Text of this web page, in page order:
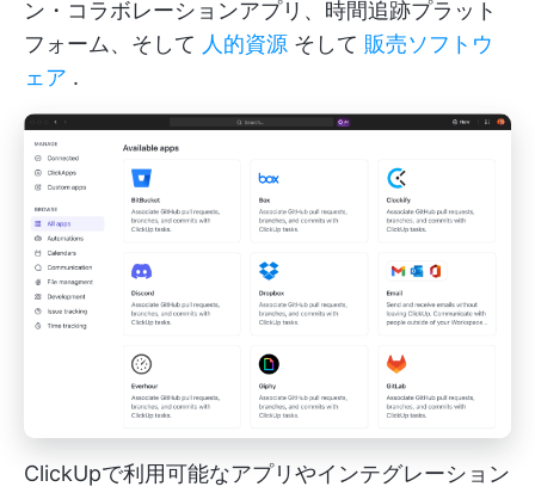
ン・コラボレーションアプリ、時間追跡プラット
フォーム、そして 人的資源 そして 販売ソフトウ
ェア .
ClickUpで利用可能なアプリやインテグレーション